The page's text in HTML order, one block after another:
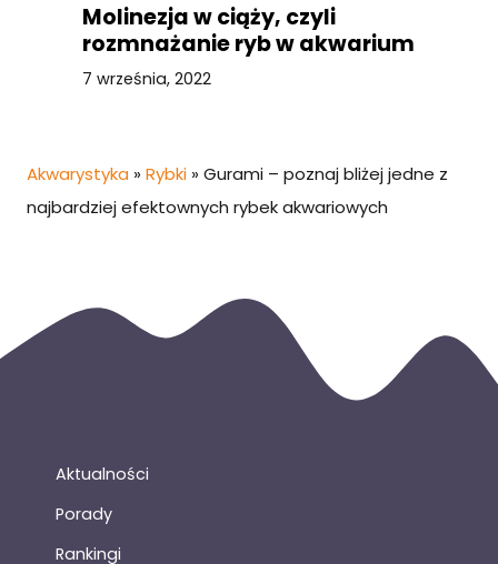
Molinezja w ciąży, czyli
rozmnażanie ryb w akwarium
7 września, 2022
Akwarystyka » Rybki » Gurami – poznaj bliżej jedne z
najbardziej efektownych rybek akwariowych
Aktualności
Porady
Rankingi